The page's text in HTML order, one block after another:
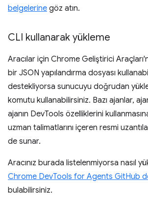
belgelerine göz atın.
CLI kullanarak yükleme
Aracılar için Chrome Geliştirici
bir JSON yapılandırma dosyası
destekliyorsa sunucuyu doğrudan
komutu kullanabilirsiniz. Bazı ajanlar,
ajanın DevTools özelliklerini
uzman talimatlarını içeren resmi
de sunar.
Aracınız burada listelenmiyorsa nasıl
Chrome DevTools for Agents GitHub
bulabilirsiniz.